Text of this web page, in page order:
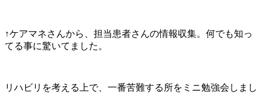
↑ケアマネさんから、担当患者さんの情報収集。何でも知っ
てる事に驚いてました。
リハビリを考える上で、一番苦難する所をミニ勉強会しまし